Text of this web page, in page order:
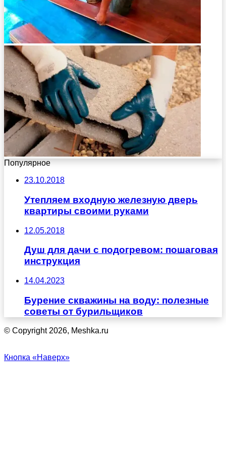
Популярное
23.10.2018
Утепляем входную железную дверь
квартиры своими руками
12.05.2018
Душ для дачи с подогревом: пошаговая
инструкция
14.04.2023
Бурение скважины на воду: полезные
советы от бурильщиков
© Copyright 2026, Meshka.ru
Кнопка «Наверх»